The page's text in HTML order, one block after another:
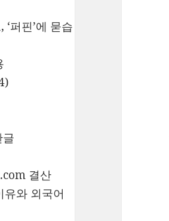
퍼핀’에 묻습
결산
와 외국어